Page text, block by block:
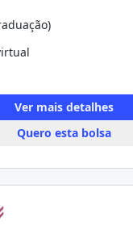
Ver mais detalhes
Quero esta bolsa